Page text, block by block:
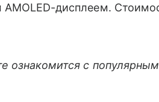
дисплеем.
ознакомится с